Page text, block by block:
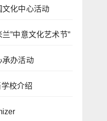
文化中心活动
”中意文化艺术节”
承办活动
校介绍